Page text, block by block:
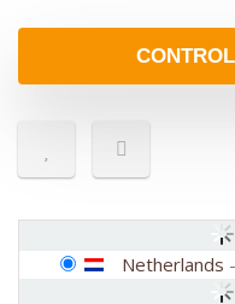
Netherlands -